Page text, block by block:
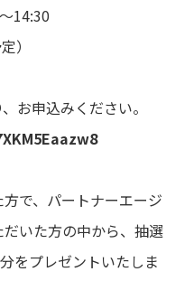
14:30
）
お申込みください。
で、パートナーエージ
いた方の中から、抽選
をプレゼントいたしま